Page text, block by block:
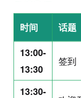
时间 话题
13:00-
13:30
签到
13:30-